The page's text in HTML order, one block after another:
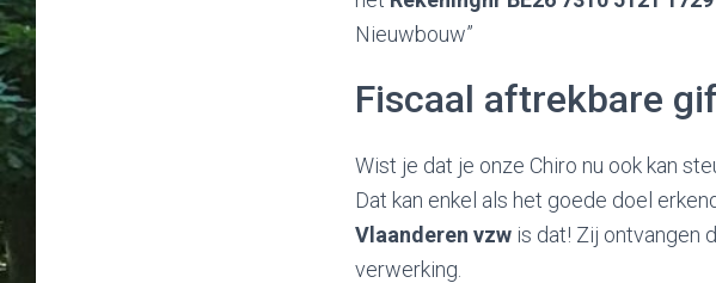
Nieuwbouw”
Fiscaal aftrekbare
Wist je dat je onze Chiro nu ook kan
Dat kan enkel als het goede doel
Vlaanderen vzw is dat! Zij ontvangen
verwerking.